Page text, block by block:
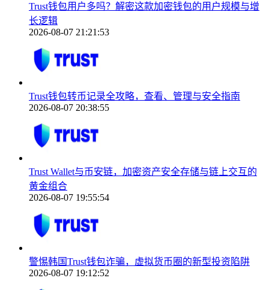
Trust钱包用户多吗？解密这款加密钱包的用户规模与增
长逻辑
2026-08-07 21:21:53
Trust钱包转币记录全攻略，查看、管理与安全指南
2026-08-07 20:38:55
Trust Wallet与币安链，加密资产安全存储与链上交互的
黄金组合
2026-08-07 19:55:54
警惕韩国Trust钱包诈骗，虚拟货币圈的新型投资陷阱
2026-08-07 19:12:52